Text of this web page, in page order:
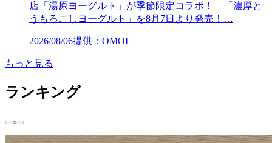
店「湯原ヨーグルト」が季節限定コラボ！ 「濃厚と
うもろこしヨーグルト」を8月7日より発売！…
2026/08/06提供：OMOI
もっと見る
ランキング